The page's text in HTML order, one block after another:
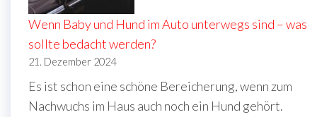
Wenn Baby und Hund im Auto unterwegs sind – was
sollte bedacht werden?
21. Dezember 2024
Es ist schon eine schöne Bereicherung, wenn zum
Nachwuchs im Haus auch noch ein Hund gehört.